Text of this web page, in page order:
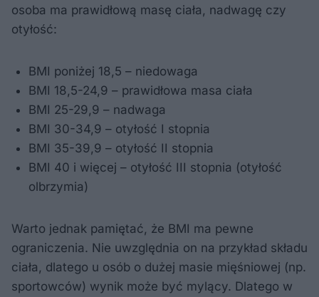
osoba ma prawidłową masę ciała, nadwagę czy
otyłość:
BMI poniżej 18,5 – niedowaga
BMI 18,5-24,9 – prawidłowa masa ciała
BMI 25-29,9 – nadwaga
BMI 30-34,9 – otyłość I stopnia
BMI 35-39,9 – otyłość II stopnia
BMI 40 i więcej – otyłość III stopnia (otyłość
olbrzymia)
Warto jednak pamiętać, że BMI ma pewne
ograniczenia. Nie uwzględnia on na przykład składu
ciała, dlatego u osób o dużej masie mięśniowej (np.
sportowców) wynik może być mylący. Dlatego w